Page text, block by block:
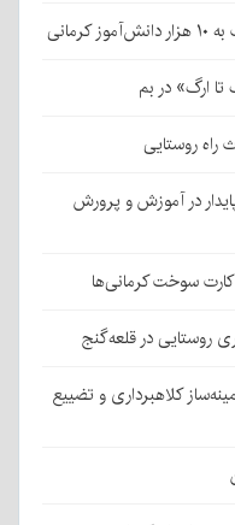
ارگ» در بم
روستایی
در آموزش و پرورش
کلاهبرداری و تضییع